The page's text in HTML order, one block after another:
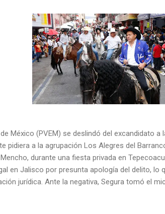
México (PVEM) se deslindó del excandidato a
pidiera a la agrupación Los Alegres del
durante una fiesta privada en
en Jalisco por presunta apología del delito, lo
jurídica. Ante la negativa, Segura tomó el